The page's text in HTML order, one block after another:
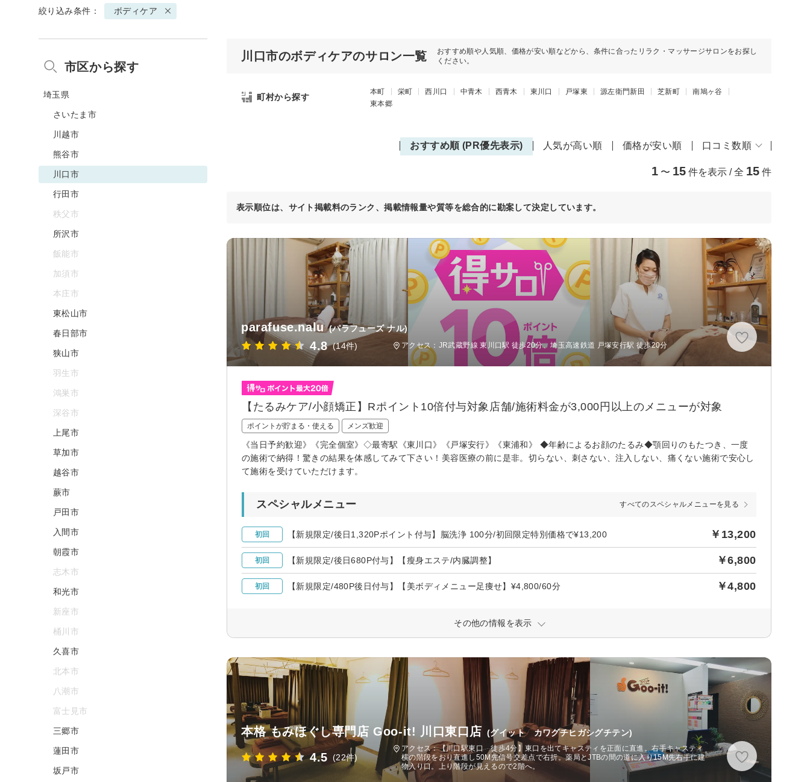
絞り込み条件： ボディケア
川口市のボディケアのサロン一覧
おすすめ順や人気順、価格が安い順などから、条件に合ったリラク・マッサージサロンをお探し
ください。
町村から探す
本町 栄町 西川口 中青木 西青木 東川口 戸塚東 源左衛門新田 芝新町
南鳩ヶ谷
東本郷
おすすめ順 (PR優先表示) 人気が高い順 価格が安い順 口コミ数順
1 〜 15 件を表示 / 全 15 件
表示順位は、サイト掲載料のランク、掲載情報量や質等を総合的に勘案して決定しています。
parafuse.nalu (パラフューズ ナル)
4.8 (14件) アクセス：JR武蔵野線 東川口駅 徒歩20分、埼玉高速鉄道 戸塚安行駅 徒歩20分
【たるみケア/小顔矯正】Rポイント10倍付与対象店舗/施術料金が3,000円以上のメニューが対象
ポイントが貯まる・使える メンズ歓迎
《当日予約歓迎》《完全個室》◇最寄駅《東川口》《戸塚安行》《東浦和》 ◆年齢によるお顔のたるみ◆顎回りのもたつき、一度
の施術で納得！驚きの結果を体感してみて下さい！美容医療の前に是非。切らない、刺さない、注入しない、痛くない施術で安心し
て施術を受けていただけます。
スペシャルメニュー すべてのスペシャルメニューを見る
初回 【新規限定/後日1,320Pポイント付与】脳洗浄 100分/初回限定特別価格で¥13,200 ￥13,200
初回 【新規限定/後日680P付与】【瘦身エステ/内臓調整】 ￥6,800
初回 【新規限定/480P後日付与】【美ボディメニュー足痩せ】¥4,800/60分 ￥4,800
その他の情報を表示
本格 もみほぐし専門店 Goo-it! 川口東口店 (グイット カワグチヒガシグチテン)
4.5 (22件)
アクセス：【川口駅東口 徒歩4分】東口を出てキャスティを正面に直進。右手キャスティ
横の階段をおり直進し50M先信号交差点で右折。薬局とJTBの間の道に入り15M先右手に建
物入り口。上り階段が見えるので2階へ。
市区から探す
埼玉県
さいたま市
川越市
熊谷市
川口市
行田市
秩父市
所沢市
飯能市
加須市
本庄市
東松山市
春日部市
狭山市
羽生市
鴻巣市
深谷市
上尾市
草加市
越谷市
蕨市
戸田市
入間市
朝霞市
志木市
和光市
新座市
桶川市
久喜市
北本市
八潮市
富士見市
三郷市
蓮田市
坂戸市